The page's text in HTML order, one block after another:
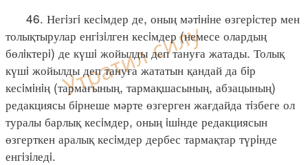
46. Негiзгi кесiмдер де, оның мәтiнiне өзгерiстер мен
толықтырулар енгiзiлген кесiмдер (немесе олардың
бөлiктерi) де күшi жойылды деп тануға жатады. Толық
күшi жойылды деп тануға жататын қандай да бiр
кесiмiнiң (тармағының, тармақшасының, абзацының)
редакциясы бiрнеше мәрте өзгерген жағдайда тiзбеге ол
туралы барлық кесiмдер, оның iшiнде редакциясын
өзгерткен аралық кесiмдер дербес тармақтар түрiнде
енгiзiледi.